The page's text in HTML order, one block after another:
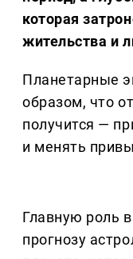
которая
жительства и
Планетарные
образом, что
получится —
и менять
Главную роль
прогнозу